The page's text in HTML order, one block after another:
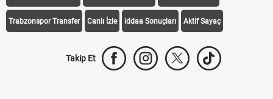
Galatasaray Transfer Fenerbahçe Transfer Beşiktaş Transfer
Canlı İzle iddaa Sonuçları Aktif Sayaç